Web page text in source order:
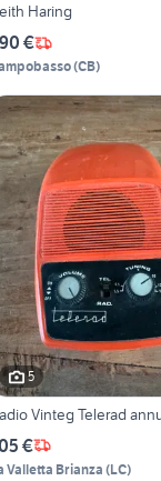
Haring
€
(CB)
5
Vinteg Telerad
€
Valletta Brianza (LC)